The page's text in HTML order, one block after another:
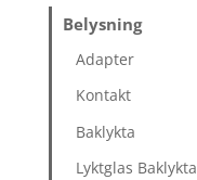
Belysning
Adapter
Kontakt
Baklykta
Lyktglas Baklykta